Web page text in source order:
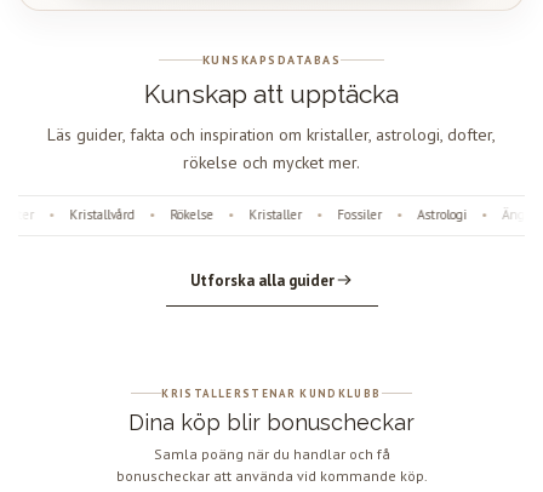
KUNSKAPSDATABAS
Kunskap att upptäcka
Läs guider, fakta och inspiration om kristaller, astrologi, dofter,
rökelse och mycket mer.
Kristallvård Rökelse Kristaller Fossiler Astrologi
Utforska alla guider
KRISTALLERSTENAR KUNDKLUBB
Dina köp blir bonuscheckar
Samla poäng när du handlar och få
bonuscheckar att använda vid kommande köp.